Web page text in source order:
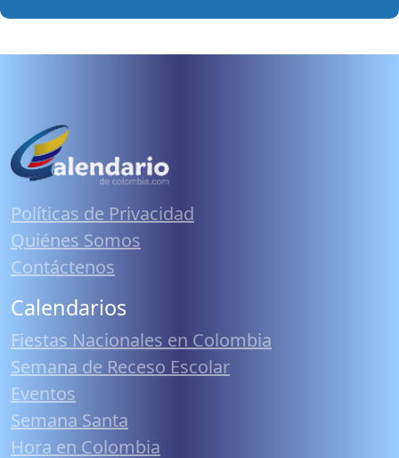
Políticas de Privacidad
Quiénes Somos
Contáctenos
Calendarios
Fiestas Nacionales en Colombia
Semana de Receso Escolar
Eventos
Semana Santa
Hora en Colombia